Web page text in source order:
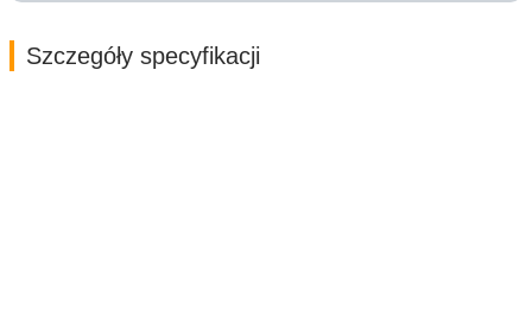
Szczegóły specyfikacji